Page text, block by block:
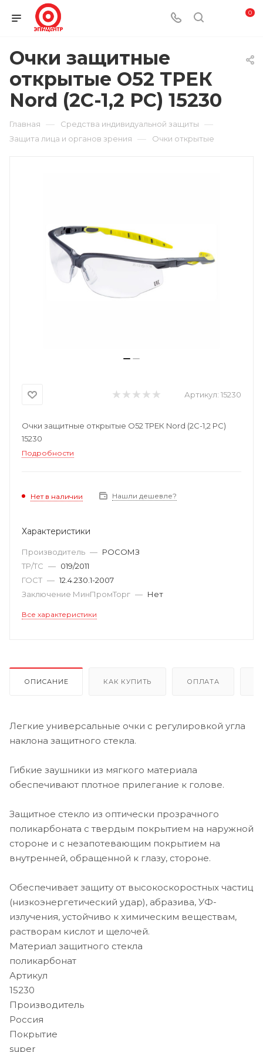
0
Очки защитные
открытые O52 ТРЕК
Nord (2C-1,2 PC) 15230
Главная — Средства индивидуальной защиты —
Защита лица и органов зрения — Очки открытые
Артикул: 15230
Очки защитные открытые O52 ТРЕК Nord (2C-1,2 PC)
15230
Подробности
Нет в наличии Нашли дешевле?
Характеристики
Производитель — РОСОМЗ
ТР/ТС — 019/2011
ГОСТ — 12.4.230.1-2007
Заключение МинПромТорг — Нет
Все характеристики
ОПИСАНИЕ КАК КУПИТЬ ОПЛАТА
Легкие универсальные очки с регулировкой угла
наклона защитного стекла.
Гибкие заушники из мягкого материала
обеспечивают плотное прилегание к голове.
Защитное стекло из оптически прозрачного
поликарбоната с твердым покрытием на наружной
стороне и с незапотевающим покрытием на
внутренней, обращенной к глазу, стороне.
Обеспечивает защиту от высокоскоростных частиц
(низкоэнергетический удар), абразива, УФ-
излучения, устойчиво к химическим веществам,
растворам кислот и щелочей.
Материал защитного стекла
поликарбонат
Артикул
15230
Производитель
Россия
Покрытие
super